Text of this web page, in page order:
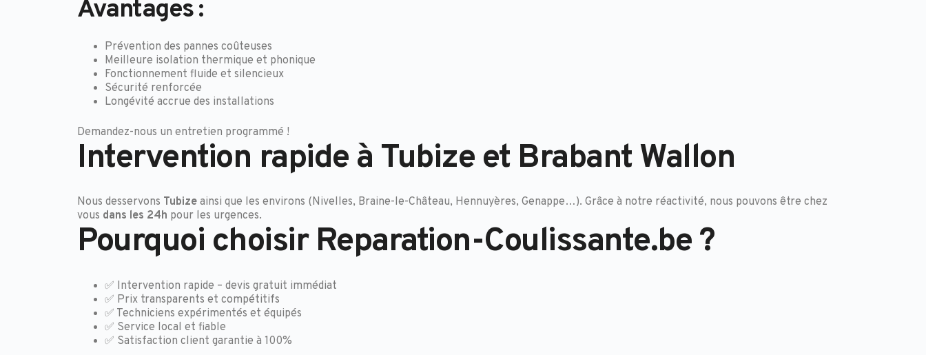
Avantages :
Prévention des pannes coûteuses
Meilleure isolation thermique et phonique
Fonctionnement fluide et silencieux
Sécurité renforcée
Longévité accrue des installations
Demandez-nous un entretien programmé !
Intervention rapide à Tubize et Brabant Wallon
Nous desservons Tubize ainsi que les environs (Nivelles, Braine-le-Château, Hennuyères, Genappe…). Grâce à notre réactivité, nous pouvons être chez
vous dans les 24h pour les urgences.
Pourquoi choisir Reparation-Coulissante.be ?
✅ Intervention rapide – devis gratuit immédiat
✅ Prix transparents et compétitifs
✅ Techniciens expérimentés et équipés
✅ Service local et fiable
✅ Satisfaction client garantie à 100%